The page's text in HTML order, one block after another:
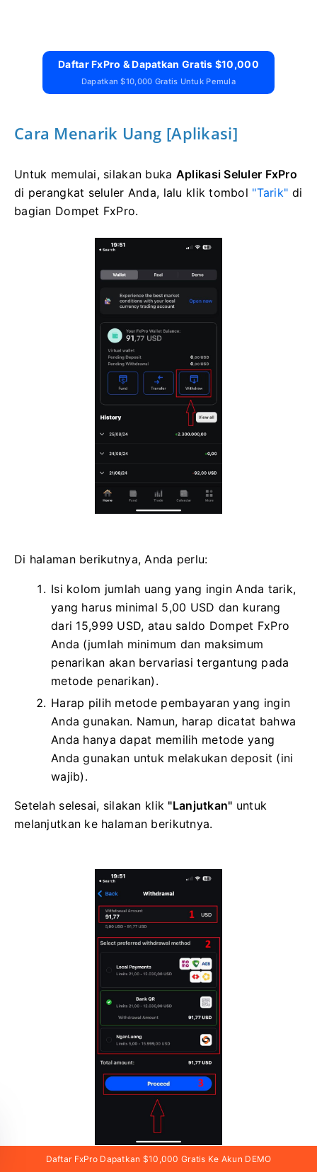
Daftar FxPro & Dapatkan Gratis $10,000
Dapatkan $10,000 Gratis Untuk Pemula
Cara Menarik Uang [Aplikasi]
Untuk memulai, silakan buka Aplikasi Seluler FxPro
di perangkat seluler Anda, lalu klik tombol "Tarik" di
bagian Dompet FxPro.
Di halaman berikutnya, Anda perlu:
Isi kolom jumlah uang yang ingin Anda tarik,
yang harus minimal 5,00 USD dan kurang
dari 15,999 USD, atau saldo Dompet FxPro
Anda (jumlah minimum dan maksimum
penarikan akan bervariasi tergantung pada
metode penarikan).
Harap pilih metode pembayaran yang ingin
Anda gunakan. Namun, harap dicatat bahwa
Anda hanya dapat memilih metode yang
Anda gunakan untuk melakukan deposit (ini
wajib).
Setelah selesai, silakan klik "Lanjutkan" untuk
melanjutkan ke halaman berikutnya.
Daftar FxPro Dapatkan $10,000 Gratis Ke Akun DEMO